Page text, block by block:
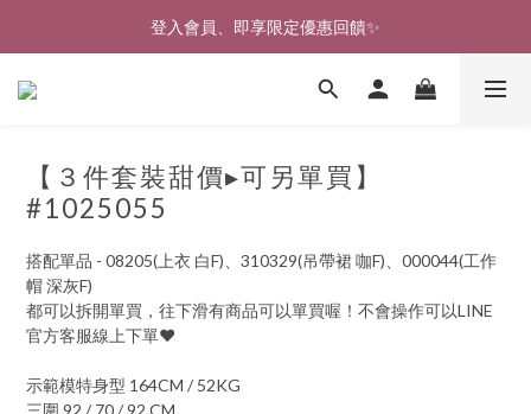
🎉新北淡水實體門市🤗歡迎蒞臨試穿🎉
登入會員、即享限定優惠回饋✨
🎉新北淡水實體門市🤗歡迎蒞臨試穿🎉
【３件套裝甜價▸可另單買】
#1025055
搭配單品 - 08205(上衣 白F)、310329(吊帶裙 咖F)、000044(工作
帽 深灰F)
都可以拆開單買，往下滑有商品可以單買喔！不會操作可以LINE
官方客服線上下單♥
示範模特身型 164CM / 52KG
三圍 92 / 70 / 92 CM